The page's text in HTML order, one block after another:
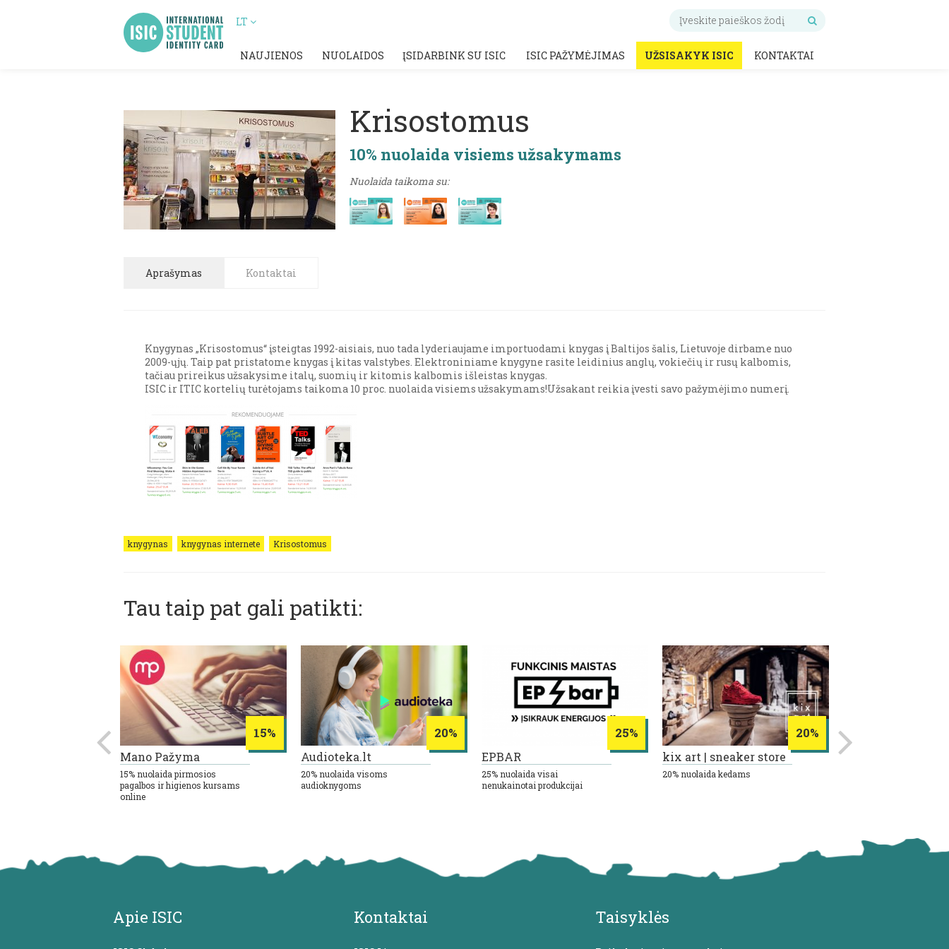
LT
NAUJIENOS NUOLAIDOS ĮSIDARBINK SU ISIC ISIC PAŽYMĖJIMAS UŽSISAKYK ISIC KONTAKTAI
Krisostomus
10% nuolaida visiems užsakymams
Nuolaida taikoma su:
Aprašymas Kontaktai
Knygynas „Krisostomus“ įsteigtas 1992-aisiais, nuo tada lyderiaujame importuodami knygas į Baltijos šalis, Lietuvoje dirbame nuo
2009-ųjų. Taip pat pristatome knygas į kitas valstybes. Elektroniniame knygyne rasite leidinius anglų, vokiečių ir rusų kalbomis,
tačiau prireikus užsakysime italų, suomių ir kitomis kalbomis išleistas knygas.
ISIC ir ITIC kortelių turėtojams taikoma 10 proc. nuolaida visiems užsakymams!Užsakant reikia įvesti savo pažymėjimo numerį.
knygynas knygynas internete Krisostomus
Tau taip pat gali patikti:
15%
Mano Pažyma
15% nuolaida pirmosios
pagalbos ir higienos kursams
online
20%
Audioteka.lt
20% nuolaida visoms
audioknygoms
25%
EPBAR
25% nuolaida visai
nenukainotai produkcijai
20%
kix art | sneaker store
20% nuolaida kedams
Party Inbox
Apie ISIC Kontaktai Taisyklės